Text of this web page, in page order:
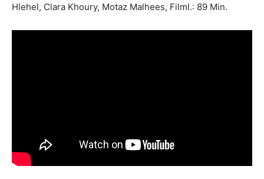
Hlehel, Clara Khoury, Motaz Malhees, Filml.: 89 Min.